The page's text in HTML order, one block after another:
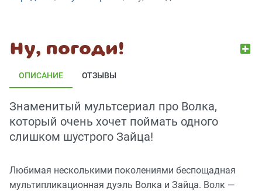
Ну, погоди!
ОПИСАНИЕ ОТЗЫВЫ
Знаменитый мультсериал про Волка,
который очень хочет поймать одного
слишком шустрого Зайца!
Любимая несколькими поколениями беспощадная
мультипликационная дуэль Волка и Зайца. Волк —